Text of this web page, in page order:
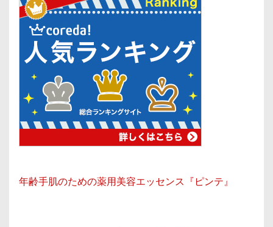
年齢手肌のための薬用美容エッセンス『ピンテ』